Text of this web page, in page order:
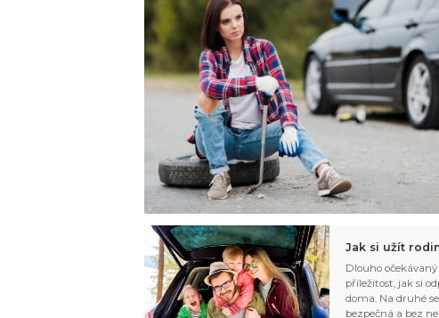
Jak si užít
Dlouho
příležitost, jak si
doma. Na druhé
bezpečná a bez